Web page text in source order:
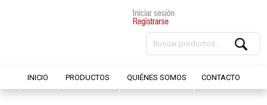
INICIO PRODUCTOS QUIÉNES SOMOS CONTACTO